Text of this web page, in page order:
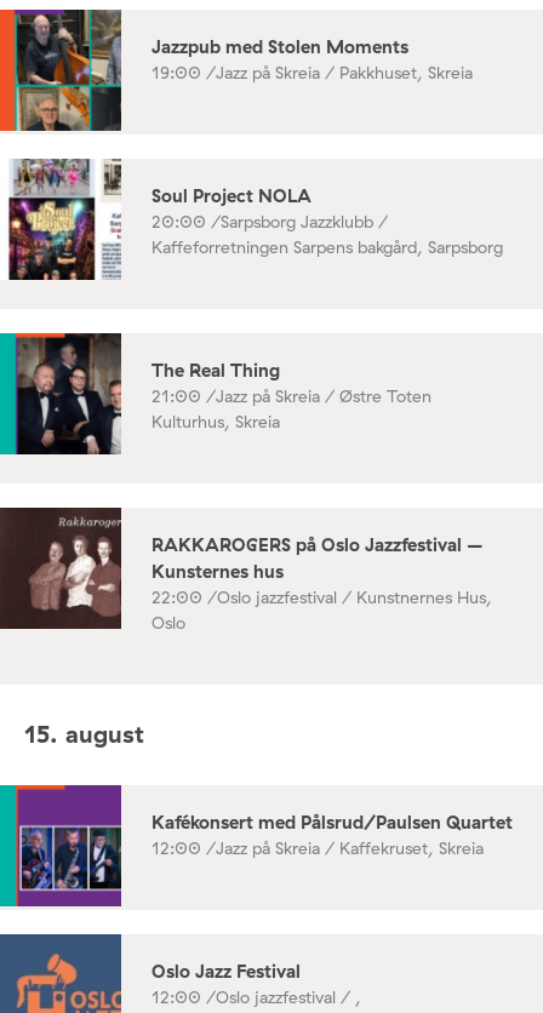
Jazzpub med Stolen Moments
19:00 /Jazz på Skreia / Pakkhuset, Skreia
Soul Project NOLA
20:00 /Sarpsborg Jazzklubb /
Kaffeforretningen Sarpens bakgård, Sarpsborg
The Real Thing
21:00 /Jazz på Skreia / Østre Toten
Kulturhus, Skreia
RAKKAROGERS på Oslo Jazzfestival –
Kunsternes hus
22:00 /Oslo jazzfestival / Kunstnernes Hus,
Oslo
15. august
Kafékonsert med Pålsrud/Paulsen Quartet
12:00 /Jazz på Skreia / Kaffekruset, Skreia
Oslo Jazz Festival
12:00 /Oslo jazzfestival / ,